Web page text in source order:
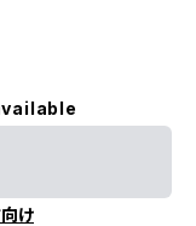
け